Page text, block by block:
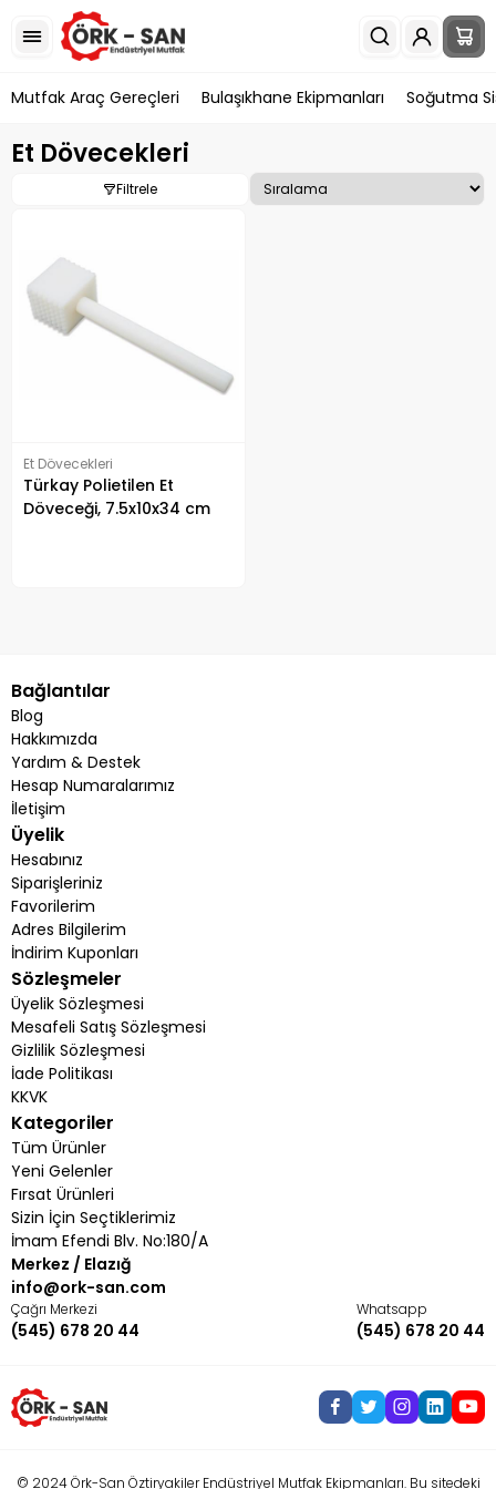
Mutfak Araç Gereçleri Bulaşıkhane Ekipmanları Soğutma
Et Dövecekleri
Filtrele
Et Dövecekleri
Türkay Polietilen Et
Döveceği, 7.5x10x34 cm
Bağlantılar
Blog
Hakkımızda
Yardım & Destek
Hesap Numaralarımız
İletişim
Üyelik
Hesabınız
Siparişleriniz
Favorilerim
Adres Bilgilerim
İndirim Kuponları
Sözleşmeler
Üyelik Sözleşmesi
Mesafeli Satış Sözleşmesi
Gizlilik Sözleşmesi
İade Politikası
KKVK
Kategoriler
Tüm Ürünler
Yeni Gelenler
Fırsat Ürünleri
Sizin İçin Seçtiklerimiz
İmam Efendi Blv. No:180/A
Merkez / Elazığ
info@ork-san.com
Çağrı Merkezi
(545) 678 20 44
Whatsapp
(545) 678 20 44
© 2024 Örk-San Öztiryakiler Endüstriyel Mutfak Ekipmanları. Bu sitedeki